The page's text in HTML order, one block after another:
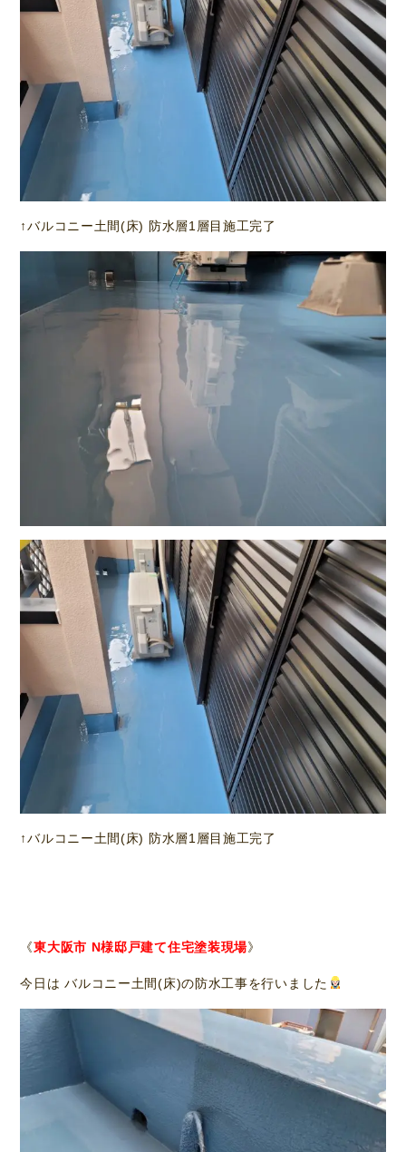
↑バルコニー土間(床) 防水層1層目施工完了
↑バルコニー土間(床) 防水層1層目施工完了
《東大阪市 N様邸戸建て住宅塗装現場》
今日は バルコニー土間(床)の防水工事を行いました